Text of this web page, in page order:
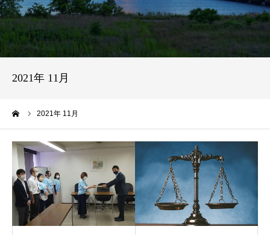
2021年 11月
2021年 11月
決議・声明・意見書